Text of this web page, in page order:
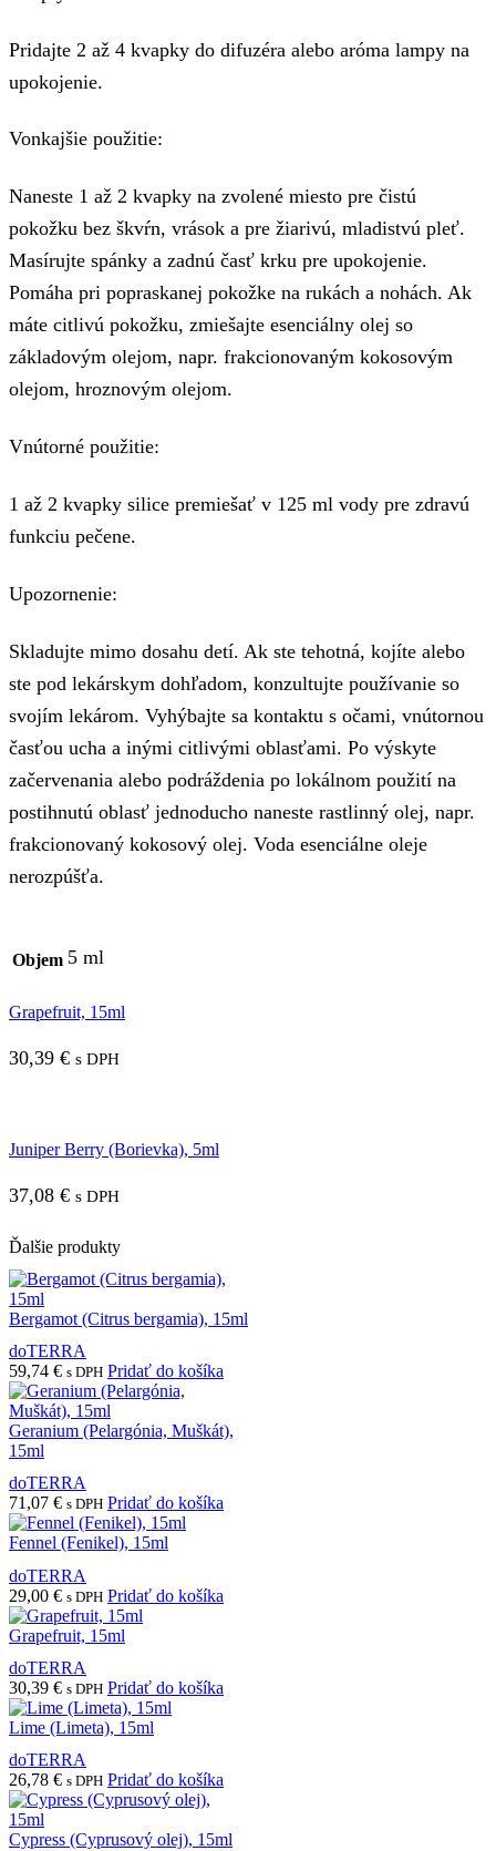
Pridajte 2 až 4 kvapky do difuzéra alebo aróma lampy na
upokojenie.
Vonkajšie použitie:
Naneste 1 až 2 kvapky na zvolené miesto pre čistú
pokožku bez škvŕn, vrások a pre žiarivú, mladistvú pleť.
Masírujte spánky a zadnú časť krku pre upokojenie.
Pomáha pri popraskanej pokožke na rukách a nohách. Ak
máte citlivú pokožku, zmiešajte esenciálny olej so
základovým olejom, napr. frakcionovaným kokosovým
olejom, hroznovým olejom.
Vnútorné použitie:
1 až 2 kvapky silice premiešať v 125 ml vody pre zdravú
funkciu pečene.
Upozornenie:
Skladujte mimo dosahu detí. Ak ste tehotná, kojíte alebo
ste pod lekárskym dohľadom, konzultujte používanie so
svojím lekárom. Vyhýbajte sa kontaktu s očami, vnútornou
časťou ucha a inými citlivými oblasťami. Po výskyte
začervenania alebo podráždenia po lokálnom použití na
postihnutú oblasť jednoducho naneste rastlinný olej, napr.
frakcionovaný kokosový olej. Voda esenciálne oleje
nerozpúšťa.
Objem 5 ml
Grapefruit, 15ml
30,39 € s DPH
Juniper Berry (Borievka), 5ml
37,08 € s DPH
Ďalšie produkty
Bergamot (Citrus bergamia), 15ml
doTERRA
59,74 € s DPH Pridať do košíka
Geranium (Pelargónia, Muškát),
15ml
doTERRA
71,07 € s DPH Pridať do košíka
Fennel (Fenikel), 15ml
doTERRA
29,00 € s DPH Pridať do košíka
Grapefruit, 15ml
doTERRA
30,39 € s DPH Pridať do košíka
Lime (Limeta), 15ml
doTERRA
26,78 € s DPH Pridať do košíka
Cypress (Cyprusový olej), 15ml